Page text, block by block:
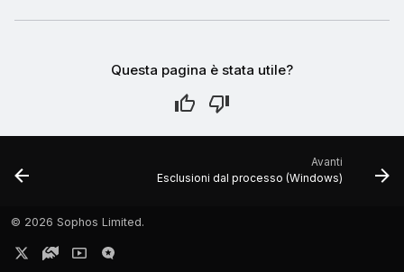
Questa pagina è stata utile?
Avanti
Esclusioni dal processo (Windows)
© 2026 Sophos Limited.